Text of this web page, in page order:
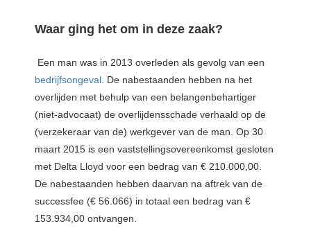
Waar ging het om in deze zaak?
Een man was in 2013 overleden als gevolg van een
bedrijfsongeval . De nabestaanden hebben na het
overlijden met behulp van een belangenbehartiger
(niet-advocaat) de overlijdensschade verhaald op de
(verzekeraar van de) werkgever van de man. Op 30
maart 2015 is een vaststellingsovereenkomst gesloten
met Delta Lloyd voor een bedrag van € 210.000,00.
De nabestaanden hebben daarvan na aftrek van de
successfee (€ 56.066) in totaal een bedrag van €
153.934,00 ontvangen.